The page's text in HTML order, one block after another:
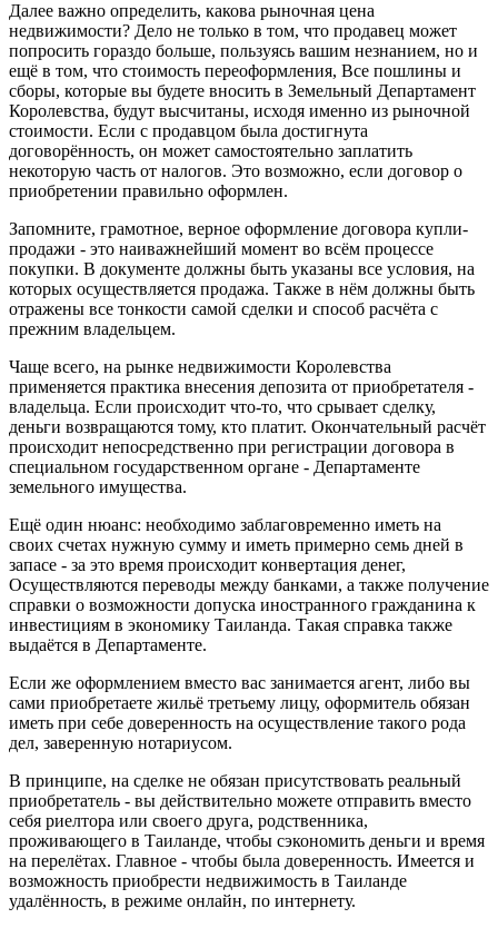
Далее важно определить, какова рыночная цена
недвижимости? Дело не только в том, что продавец может
попросить гораздо больше, пользуясь вашим незнанием, но и
ещё в том, что стоимость переоформления, Все пошлины и
сборы, которые вы будете вносить в Земельный Департамент
Королевства, будут высчитаны, исходя именно из рыночной
стоимости. Если с продавцом была достигнута
договорённость, он может самостоятельно заплатить
некоторую часть от налогов. Это возможно, если договор о
приобретении правильно оформлен.
Запомните, грамотное, верное оформление договора купли-
продажи - это наиважнейший момент во всём процессе
покупки. В документе должны быть указаны все условия, на
которых осуществляется продажа. Также в нём должны быть
отражены все тонкости самой сделки и способ расчёта с
прежним владельцем.
Чаще всего, на рынке недвижимости Королевства
применяется практика внесения депозита от приобретателя -
владельца. Если происходит что-то, что срывает сделку,
деньги возвращаются тому, кто платит. Окончательный расчёт
происходит непосредственно при регистрации договора в
специальном государственном органе - Департаменте
земельного имущества.
Ещё один нюанс: необходимо заблаговременно иметь на
своих счетах нужную сумму и иметь примерно семь дней в
запасе - за это время происходит конвертация денег,
Осуществляются переводы между банками, а также получение
справки о возможности допуска иностранного гражданина к
инвестициям в экономику Таиланда. Такая справка также
выдаётся в Департаменте.
Если же оформлением вместо вас занимается агент, либо вы
сами приобретаете жильё третьему лицу, оформитель обязан
иметь при себе доверенность на осуществление такого рода
дел, заверенную нотариусом.
В принципе, на сделке не обязан присутствовать реальный
приобретатель - вы действительно можете отправить вместо
себя риелтора или своего друга, родственника,
проживающего в Таиланде, чтобы сэкономить деньги и время
на перелётах. Главное - чтобы была доверенность. Имеется и
возможность приобрести недвижимость в Таиланде
удалённость, в режиме онлайн, по интернету.